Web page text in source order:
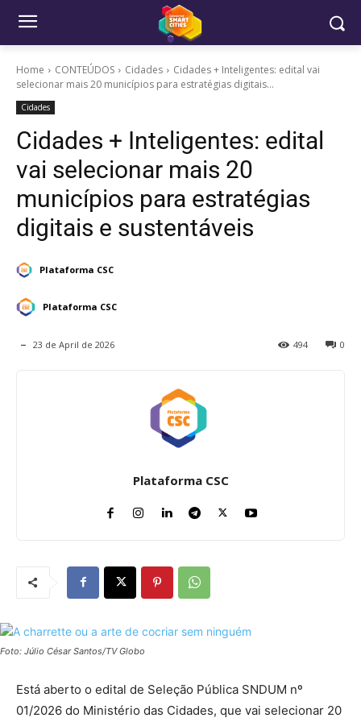
Home CONTEÚDOS Cidades
Cidades + Inteligentes: edital vai
selecionar mais 20 municípios para estratégias digitais...
Cidades
Cidades + Inteligentes: edital
vai selecionar mais 20
municípios para estratégias
digitais e sustentáveis
Plataforma CSC
Plataforma CSC
23 de April de 2026 0
494
Plataforma CSC
Foto: Júlio César Santos/TV Globo
Está aberto o edital de Seleção Pública SNDUM nº
01/2026 do Ministério das Cidades, que vai selecionar 20